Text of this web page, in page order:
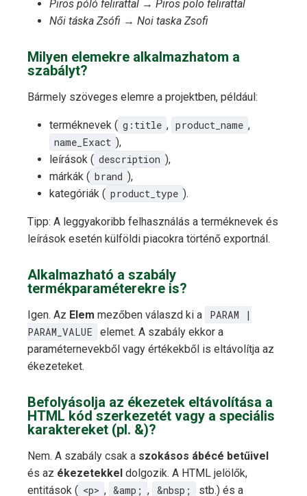
Piros póló felirattal → Piros polo felirattal
Női táska Zsófi → Noi taska Zsofi
Milyen elemekre alkalmazhatom a
szabályt?
Bármely szöveges elemre a projektben, például:
terméknevek ( g:title , product_name ,
name_Exact ),
leírások ( description ),
márkák ( brand ),
kategóriák ( product_type ).
Tipp: A leggyakoribb felhasználás a terméknevek és
leírások esetén külföldi piacokra történő exportnál.
Alkalmazható a szabály
termékparaméterekre is?
Igen. Az Elem mezőben válaszd ki a
PARAM |
PARAM_VALUE
elemet. A szabály ekkor a
paraméternevekből vagy értékekből is eltávolítja az
ékezeteket.
Befolyásolja az ékezetek eltávolítása a
HTML kód szerkezetét vagy a speciális
karaktereket (pl. &)?
Nem. A szabály csak a szokásos ábécé betűivel
és az ékezetekkel dolgozik. A HTML jelölők,
entitások ( <p> , &amp; , &nbsp;
stb.) és a